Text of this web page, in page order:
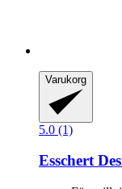
Varukorg
5.0 (1)
Esschert